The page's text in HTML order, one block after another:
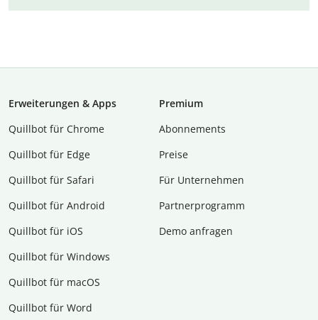
Erweiterungen & Apps
Quillbot für Chrome
Quillbot für Edge
Quillbot für Safari
Quillbot für Android
Quillbot für iOS
Quillbot für Windows
Quillbot für macOS
Quillbot für Word
Premium
Abon­ne­ments
Preise
Für Unternehmen
Partnerprogramm
Demo anfragen